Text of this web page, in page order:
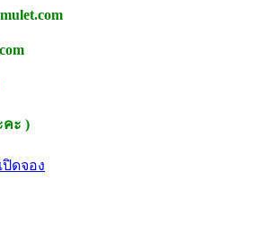
คะ )
ปิดจอง